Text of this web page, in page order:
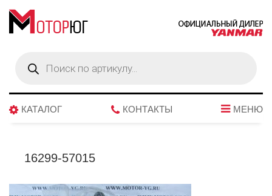
товаров
КАТАЛОГ КОНТАКТЫ МЕНЮ
16299-57015